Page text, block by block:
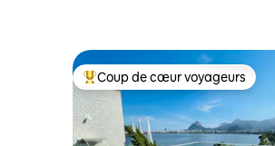
Coups de cœur voyageurs les
Coup de cœur voyageurs